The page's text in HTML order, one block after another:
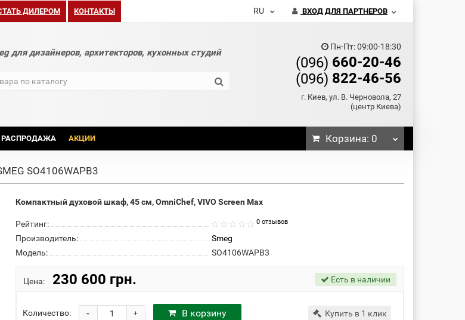
ДИЛЕРОМ КОНТАКТЫ RU ВХОД ДЛЯ ПАРТНЕРОВ
для дизайнеров, архитекторов, кухонных студий
Пн-Пт: 09:00-18:30
(096) 660-20-46
(096) 822-46-56
г. Киев, ул. В. Черновола, 27
(центр Киева)
РАСПРОДАЖА АКЦИИ Корзина: 0
SO4106WAPB3
Компактный духовой шкаф, 45 см, OmniChef, VIVO Screen Max
Рейтинг: 0 отзывов
Производитель:
Smeg
Модель:
SO4106WAPB3
Цена: 230 600 грн. Есть в наличии
Количество: +
- В корзину Купить в 1 клик